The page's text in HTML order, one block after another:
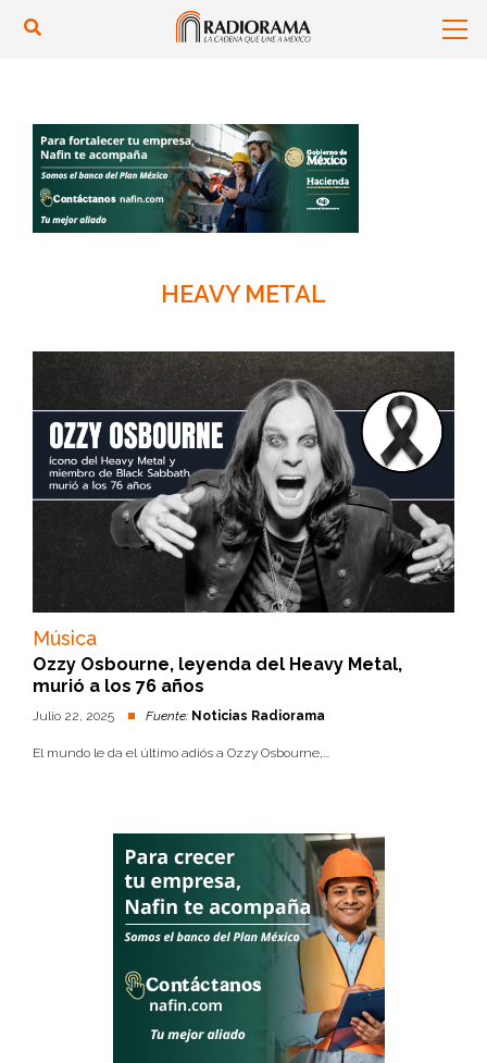
HEAVY METAL
Música
Ozzy Osbourne, leyenda del Heavy Metal,
murió a los 76 años
Julio 22, 2025 Fuente: Noticias Radiorama
El mundo le da el último adiós a Ozzy Osbourne,...